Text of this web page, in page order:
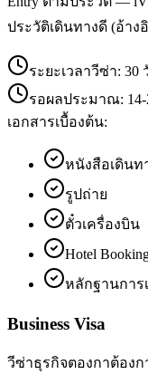
ประวัติเดินทางดี (อ้างอิ
ระยะเวลาวีซ่า: 30
รอผลประมาณ:
เอกสารเบื้องต้น:
หนังสือเดินท
รูปถ่าย
ตั๋วเครื่องบิน
Hotel
หลักฐานการ
Business Visa
วีซ่าธุรกิจตองกาต้องก